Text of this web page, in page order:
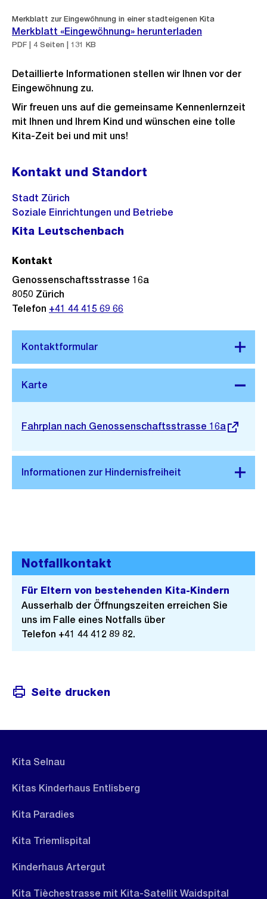
Merkblatt zur Eingewöhnung in einer stadteigenen Kita
Merkblatt «Eingewöhnung» herunterladen
PDF | 4 Seiten | 131 KB
Detaillierte Informationen stellen wir Ihnen vor der
Eingewöhnung zu.
Wir freuen uns auf die gemeinsame Kennenlernzeit
mit Ihnen und Ihrem Kind und wünschen eine tolle
Kita-Zeit bei und mit uns!
Kontakt und Standort
Stadt Zürich
Soziale Einrichtungen und Betriebe
Kita Leutschenbach
Stadtplan 3D
Externer
Fahrplan nach Genossenschaftsstrasse 16a
Kontakt
Genossenschaftsstrasse 16a
8050 Zürich
Telefon +41 44 415 69 66
Notfallkontakt
Für Eltern von bestehenden Kita-Kindern
Ausserhalb der Öffnungszeiten erreichen Sie
uns im Falle eines Notfalls über
Telefon +41 44 412 89 82.
Seite drucken
Kita Selnau
Kitas Kinderhaus Entlisberg
Kita Paradies
Kita Triemlispital
Kinderhaus Artergut
Kita Tièchestrasse mit Kita-Satellit Waidspital